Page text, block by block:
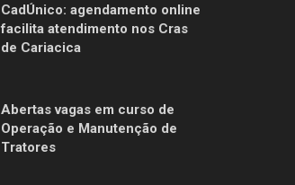
CadÚnico: agendamento online
facilita atendimento nos Cras
de Cariacica
Abertas vagas em curso de
Operação e Manutenção de
Tratores